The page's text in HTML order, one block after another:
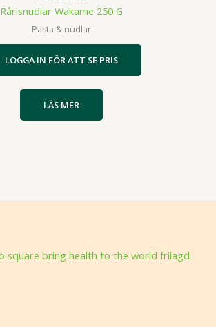
Rårisnudlar Wakame 250 G
Pasta & nudlar
LOGGA IN FÖR ATT SE PRIS
LÄS MER